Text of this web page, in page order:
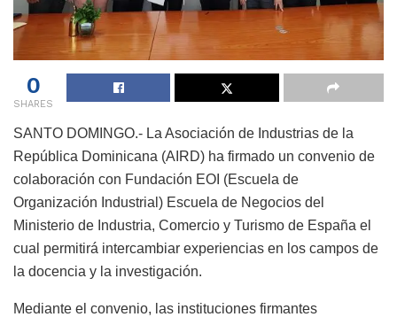
0
SHARES
SANTO DOMINGO.- La Asociación de Industrias de la
República Dominicana (AIRD) ha firmado un convenio de
colaboración con Fundación EOI (Escuela de
Organización Industrial) Escuela de Negocios del
Ministerio de Industria, Comercio y Turismo de España el
cual permitirá intercambiar experiencias en los campos de
la docencia y la investigación.
Mediante el convenio, las instituciones firmantes